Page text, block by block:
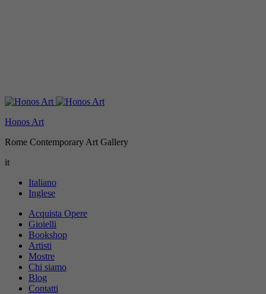
Honos Art
Rome Contemporary Art Gallery
it
Italiano
Inglese
Acquista Opere
Gioielli
Bookshop
Artisti
Mostre
Chi siamo
Blog
Contatti